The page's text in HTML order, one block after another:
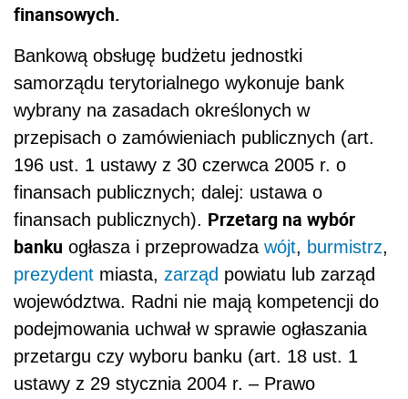
finansowych.
Bankową obsługę budżetu jednostki
samorządu terytorialnego wykonuje bank
wybrany na zasadach określonych w
przepisach o zamówieniach publicznych (art.
196 ust. 1 ustawy z 30 czerwca 2005 r. o
finansach publicznych; dalej: ustawa o
finansach publicznych). Przetarg na wybór
banku ogłasza i przeprowadza wójt, burmistrz,
prezydent miasta, zarząd powiatu lub zarząd
województwa. Radni nie mają kompetencji do
podejmowania uchwał w sprawie ogłaszania
przetargu czy wyboru banku (art. 18 ust. 1
ustawy z 29 stycznia 2004 r. – Prawo